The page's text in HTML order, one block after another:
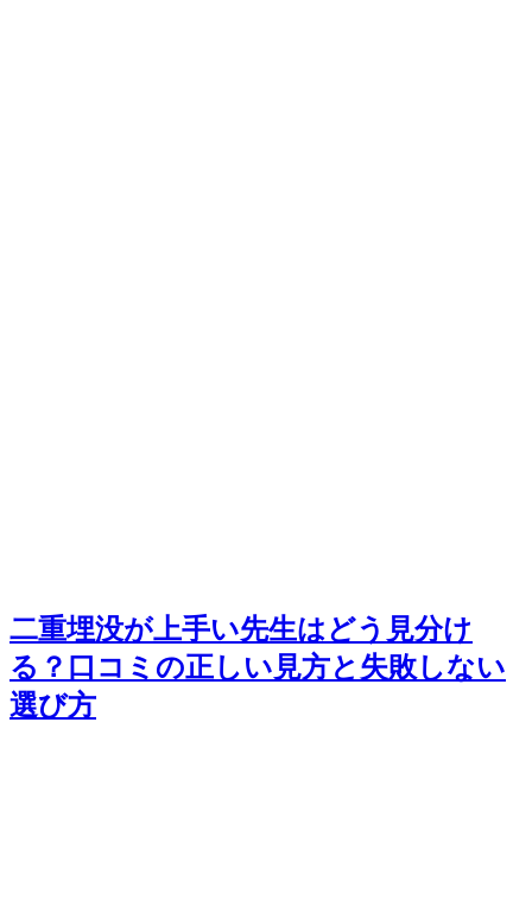
二重埋没が上手い先生はどう見分け
る？口コミの正しい見方と失敗しない
選び方